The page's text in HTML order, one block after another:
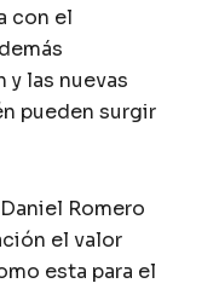
con el
las nuevas
pueden surgir
Romero
el valor
esta para el